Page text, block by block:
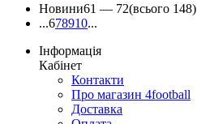
Новини61 — 72(всього 148)
...678910...
Інформація
Кабінет
Контакти
Про магазин 4football
Доставка